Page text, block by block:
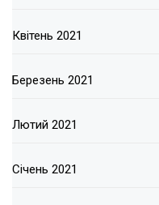
Квітень 2021
Березень 2021
Лютий 2021
Січень 2021